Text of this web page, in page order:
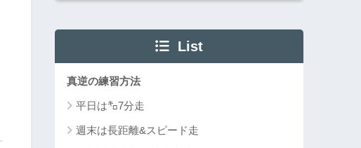
List
真逆の練習方法
平日は㌔7分走
週末は長距離&スピード走